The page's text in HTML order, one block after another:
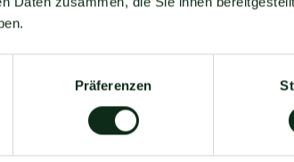
Präferenzen
Sie müssen WhatsApp über die
Ihr WhatsApp Business API Anbieter
ermöglichen. Längst nicht alle Anbieter
WhatsApp zu ermöglichen. Mit Mateo
Verfügung, die Sie mit WhatsApp